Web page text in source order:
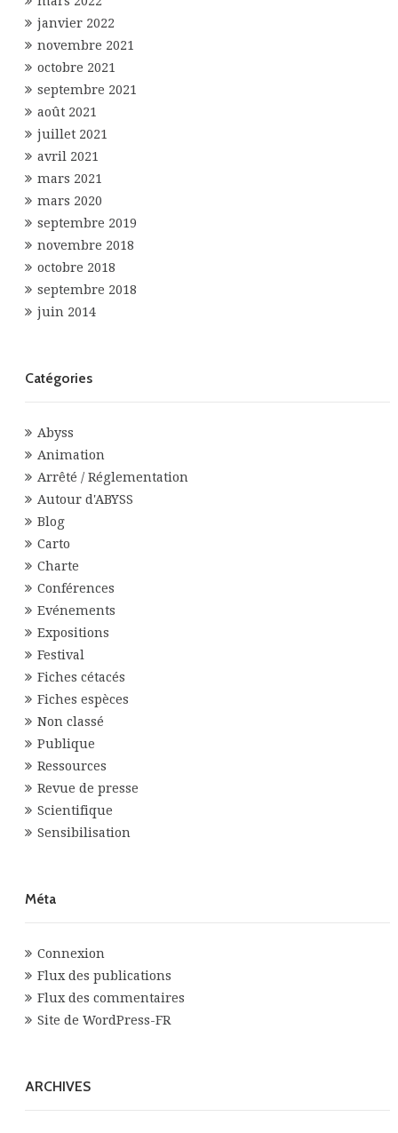
janvier 2022
novembre 2021
octobre 2021
septembre 2021
août 2021
juillet 2021
avril 2021
mars 2021
mars 2020
septembre 2019
novembre 2018
octobre 2018
septembre 2018
juin 2014
Catégories
Abyss
Animation
Arrêté / Réglementation
Autour d'ABYSS
Blog
Carto
Charte
Conférences
Evénements
Expositions
Festival
Fiches cétacés
Fiches espèces
Non classé
Publique
Ressources
Revue de presse
Scientifique
Sensibilisation
Méta
Connexion
Flux des publications
Flux des commentaires
Site de WordPress-FR
ARCHIVES